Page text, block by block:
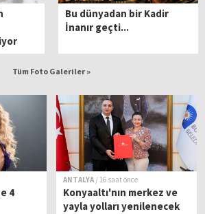
Bu dünyadan bir Kadir
İnanır geçti...
Tüm Foto Galeriler »
4
ANTALYA / 16 saat önce
Konyaaltı'nın merkez ve
yayla yolları yenilenecek